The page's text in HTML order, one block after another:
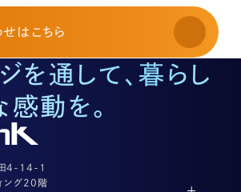
い合わせ
るお問い合わせ
問い合わせ
問い合わせ
はまらない案件等
せ はこちら
を通して、暮らし
動を。
4-14-1
ング20階